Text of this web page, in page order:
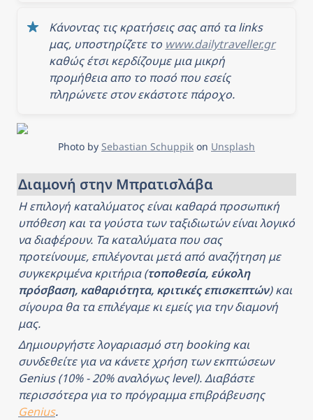
Κάνοντας τις κρατήσεις σας από τα links
μας, υποστηρίζετε το www.dailytraveller.gr
καθώς έτσι κερδίζουμε μια μικρή
προμήθεια απο το ποσό που εσείς
πληρώνετε στον εκάστοτε πάροχο.
Photo by Sebastian Schuppik on Unsplash
Διαμονή στην Μπρατισλάβα
Η επιλογή καταλύματος είναι καθαρά προσωπική
υπόθεση και τα γούστα των ταξιδιωτών είναι λογικό
να διαφέρουν. Τα καταλύματα που σας
προτείνουμε, επιλέγονται μετά από αναζήτηση με
συγκεκριμένα κριτήρια (τοποθεσία, εύκολη
πρόσβαση, καθαριότητα, κριτικές επισκεπτών) και
σίγουρα θα τα επιλέγαμε κι εμείς για την διαμονή
μας.
Δημιουργήστε λογαριασμό στη booking και
συνδεθείτε για να κάνετε χρήση των εκπτώσεων
Genius (10% - 20% αναλόγως level). Διαβάστε
περισσότερα για το πρόγραμμα επιβράβευσης
Genius.